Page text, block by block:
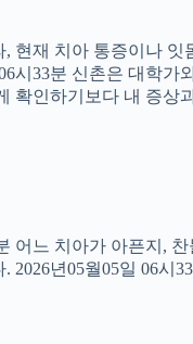
재 치아 통증이나
33분 신촌은 대학
인하기보다 내 증상
어느 치아가 아픈지,
년05월05일 06시